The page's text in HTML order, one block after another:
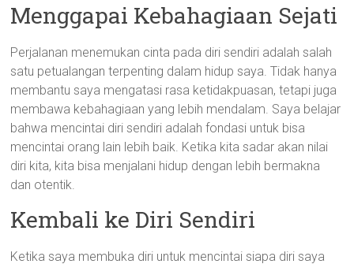
Menggapai Kebahagiaan Sejati
Perjalanan menemukan cinta pada diri sendiri adalah salah
satu petualangan terpenting dalam hidup saya. Tidak hanya
membantu saya mengatasi rasa ketidakpuasan, tetapi juga
membawa kebahagiaan yang lebih mendalam. Saya belajar
bahwa mencintai diri sendiri adalah fondasi untuk bisa
mencintai orang lain lebih baik. Ketika kita sadar akan nilai
diri kita, kita bisa menjalani hidup dengan lebih bermakna
dan otentik.
Kembali ke Diri Sendiri
Ketika saya membuka diri untuk mencintai siapa diri saya